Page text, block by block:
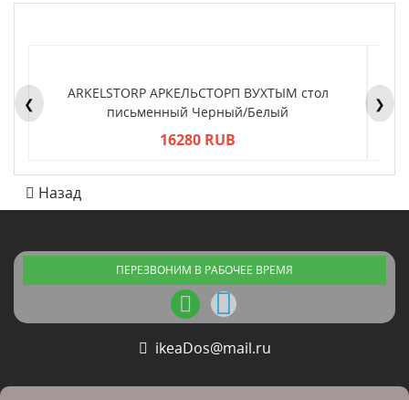
❮
ARKELSTORP АРКЕЛЬСТОРП ВУХТЫМ стол
письменный Черный/Белый
16280 RUB
❯
Назад
ПЕРЕЗВОНИМ В РАБОЧЕЕ ВРЕМЯ
ikeaDos@mail.ru